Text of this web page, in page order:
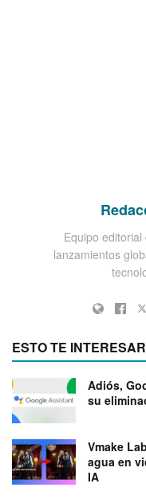
Equipo
lanzamientos
ESTO TE
Adiós,
su
Vmake
agua en
IA